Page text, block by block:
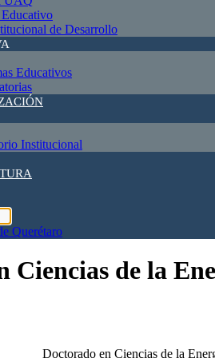
de Desarrollo
Educativos
Institucional
Ciencias de la
Doctorado en Ciencias de la